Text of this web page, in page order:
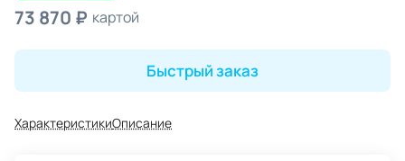
73 870 ₽ картой
Быстрый заказ
ХарактеристикиОписание